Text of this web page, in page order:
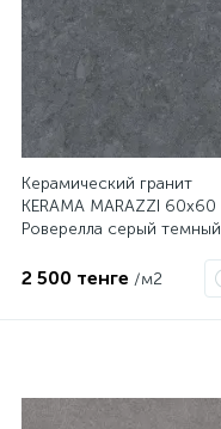
Керамический гранит
KERAMA MARAZZI 60х60
Роверелла серый темный
2 500 тенге /м2